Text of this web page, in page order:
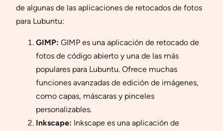
de algunas de las aplicaciones de retocados de fotos
para Lubuntu:
GIMP: GIMP es una aplicación de retocado de
fotos de código abierto y una de las más
populares para Lubuntu. Ofrece muchas
funciones avanzadas de edición de imágenes,
como capas, máscaras y pinceles
personalizables.
Inkscape: Inkscape es una aplicación de